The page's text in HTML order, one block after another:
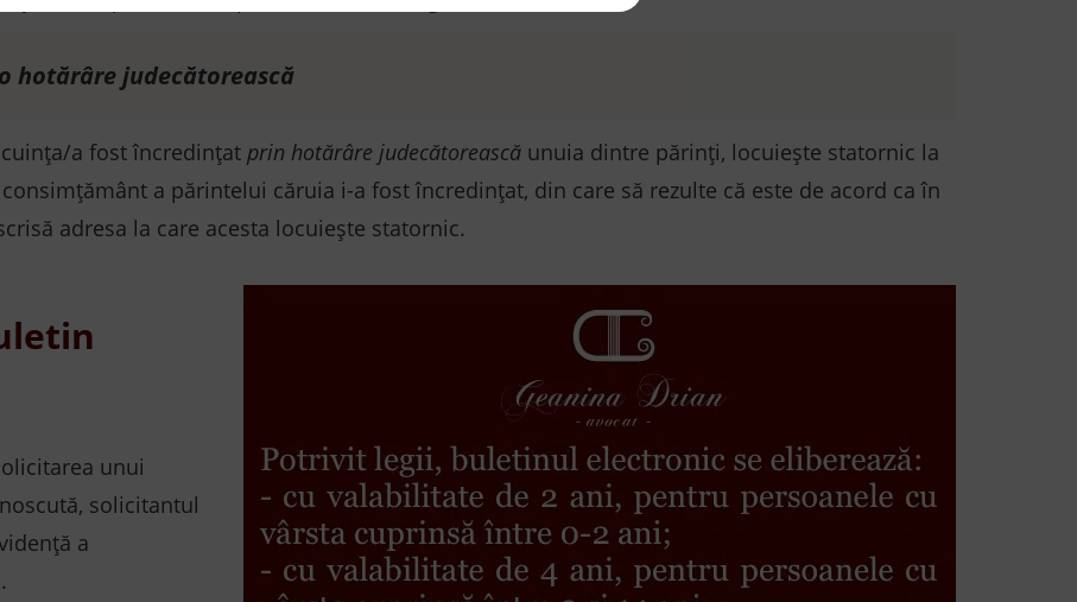
hotărâre judecătorească
a fost încredințat prin hotărâre judecătorească unuia dintre părinţi, locuieşte statornic la
a părintelui căruia i-a fost încredinţat, din care să rezulte că este de acord ca în
adresa la care acesta locuieşte statornic.
unui
solicitantul
a